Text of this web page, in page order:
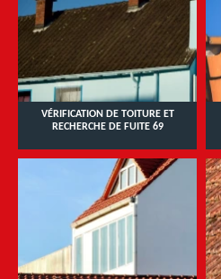
VÉRIFICATION DE TOITURE ET
RECHERCHE DE FUITE 69